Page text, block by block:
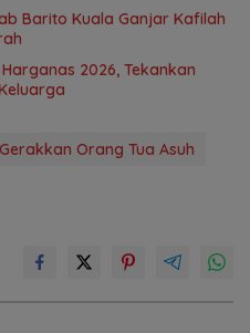
Barito Kuala Ganjar Kafilah
2026, Tekankan
Orang Tua Asuh